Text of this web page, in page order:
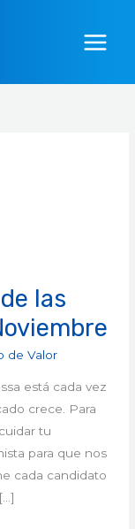
las
de Valor
está cada vez
crece. Para
tu
para que nos
cada candidato